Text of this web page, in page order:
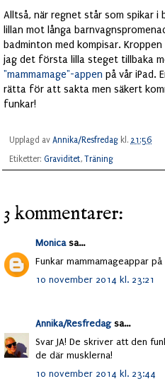
Alltså, när regnet står som spikar
lillan mot långa
badminton med kompisar.
jag det första lilla steget tillbaka
"mammamage"-appen på vår iPad.
rätta för att sakta men säkert
funkar!
Upplagd av Annika/Resfredag kl. 21:56
Etiketter: Graviditet, Träning
3 kommentarer:
Monicasa...
Funkar mammamageappar
10 november 2014 kl. 23:21
Annika/Resfredagsa...
Svar JA! De skriver att den
de där musklerna!
10 november 2014 kl. 23:44